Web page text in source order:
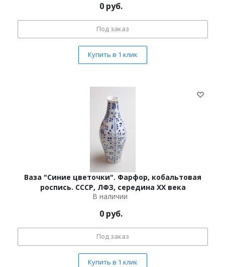
0 руб.
Под заказ
Купить в 1 клик
Ваза "Синие цветочки". Фарфор, кобальтовая
роспись. СССР, ЛФЗ, середина XX века
В наличии
0 руб.
Под заказ
Купить в 1 клик